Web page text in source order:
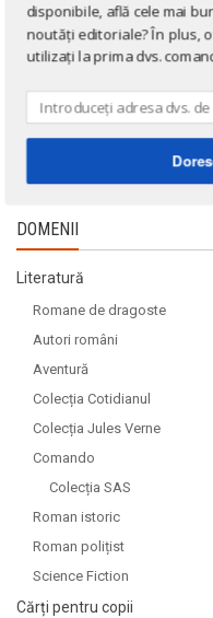
DOMENII
Literatură
Romane de dragoste
Autori români
Aventură
Colecția Cotidianul
Colecția Jules Verne
Comando
Colecția SAS
Roman istoric
Roman polițist
Science Fiction
Cărți pentru copii
disponibile, află cele mai
noutăți editoriale? În plus,
utilizați la prima dvs.